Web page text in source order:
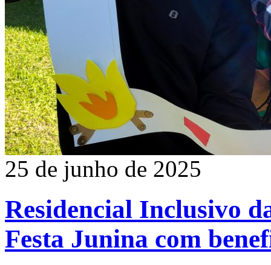
25 de junho de 2025
Residencial Inclusivo
Festa Junina com